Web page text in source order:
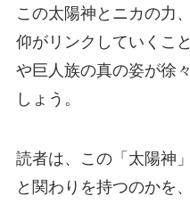
この太陽神とニカの力
仰がリンクしていくこ
や巨人族の真の姿が徐
しょう。
読者は、この「太陽神
と関わりを持つのかを